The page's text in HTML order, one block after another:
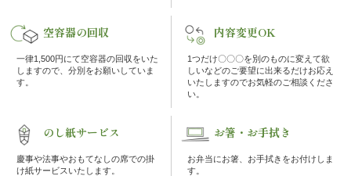
だ
わ
注
空容器の回収
一律1,500円にて空容器の回収をいた
しますので、分別をお願いしていま
す。
内容変更OK
1つだけ〇〇〇を別のものに変えて欲
しいなどのご要望に出来るだけお応え
いたしますのでお気軽のご相談くださ
い。
のし紙サービス
慶事や法事やおもてなしの席での掛
け紙サービスいたします。
お箸・お手拭き
お弁当にお箸、お手拭きをお付けしま
す。